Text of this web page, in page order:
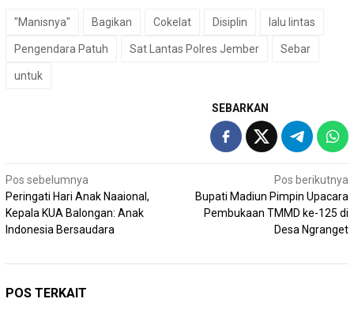
"Manisnya" Bagikan Cokelat Disiplin lalu lintas
Pengendara Patuh Sat Lantas Polres Jember Sebar
untuk
SEBARKAN
Navigasi
pos
Pos sebelumnya
Peringati Hari Anak Naaional,
Kepala KUA Balongan: Anak
Indonesia Bersaudara
Pos berikutnya
Bupati Madiun Pimpin Upacara
Pembukaan TMMD ke-125 di
Desa Ngranget
POS TERKAIT